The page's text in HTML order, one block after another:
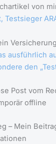
von
Testsieger
ausführlich
den
Post vom
offline
– Mein